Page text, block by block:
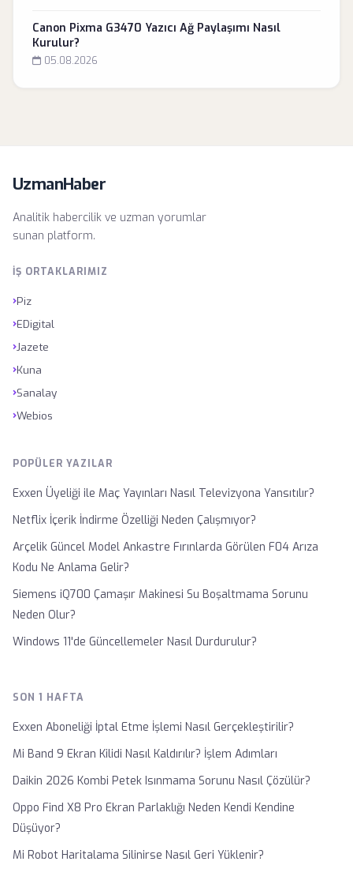
Canon Pixma G3470 Yazıcı Ağ Paylaşımı Nasıl
Kurulur?
05.08.2026
UzmanHaber
Analitik habercilik ve uzman yorumlar
sunan platform.
İŞ ORTAKLARIMIZ
›Piz
›EDigital
›Jazete
›Kuna
›Sanalay
›Webios
POPÜLER YAZILAR
Exxen Üyeliği ile Maç Yayınları Nasıl Televizyona Yansıtılır?
Netflix İçerik İndirme Özelliği Neden Çalışmıyor?
Arçelik Güncel Model Ankastre Fırınlarda Görülen F04 Arıza
Kodu Ne Anlama Gelir?
Siemens iQ700 Çamaşır Makinesi Su Boşaltmama Sorunu
Neden Olur?
Windows 11'de Güncellemeler Nasıl Durdurulur?
SON 1 HAFTA
Exxen Aboneliği İptal Etme İşlemi Nasıl Gerçekleştirilir?
Mi Band 9 Ekran Kilidi Nasıl Kaldırılır? İşlem Adımları
Daikin 2026 Kombi Petek Isınmama Sorunu Nasıl Çözülür?
Oppo Find X8 Pro Ekran Parlaklığı Neden Kendi Kendine
Düşüyor?
Mi Robot Haritalama Silinirse Nasıl Geri Yüklenir?